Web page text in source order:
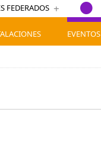
FEDERADOS +
EVENTOS